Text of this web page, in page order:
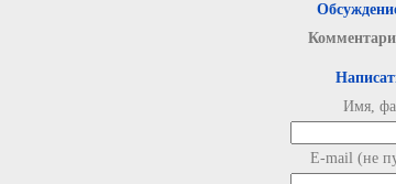
Имя,
E-mail (не